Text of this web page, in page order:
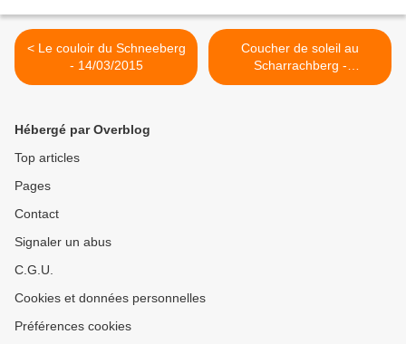
< Le couloir du Schneeberg
- 14/03/2015
Coucher de soleil au
Scharrachberg -
01/11/2016 >
Hébergé par Overblog
Top articles
Pages
Contact
Signaler un abus
C.G.U.
Cookies et données personnelles
Préférences cookies